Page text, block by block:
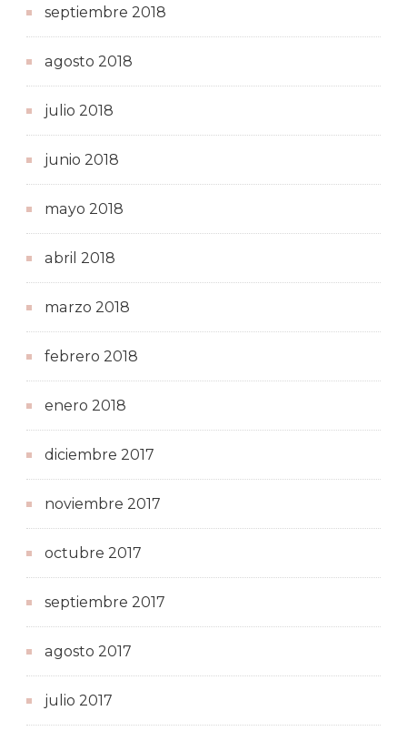
septiembre 2018
agosto 2018
julio 2018
junio 2018
mayo 2018
abril 2018
marzo 2018
febrero 2018
enero 2018
diciembre 2017
noviembre 2017
octubre 2017
septiembre 2017
agosto 2017
julio 2017